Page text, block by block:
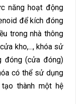
năng hoạt động
để kích đóng
trong nhà thông
kho,..., khóa sử
đóng (cửa đóng)
có thể sử dụng
thành một hệ